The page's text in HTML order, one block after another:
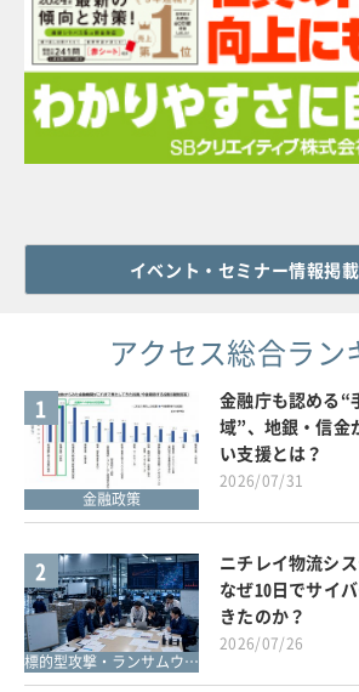
イベント・セミナー情報掲
アクセス総合ラン
1
金融政策
金融庁も認める“
域”、地銀・信金
い支援とは？
2026/07/31
2
標的型攻撃・ランサムウェア対策
ニチレイ物流シ
なぜ10日でサイ
きたのか？
2026/07/26